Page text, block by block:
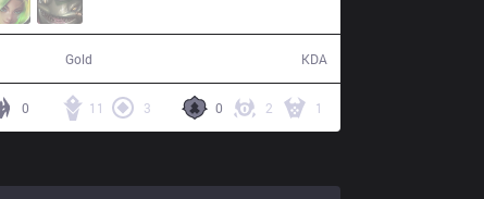
Gold KDA
0 2 1
11 3
0